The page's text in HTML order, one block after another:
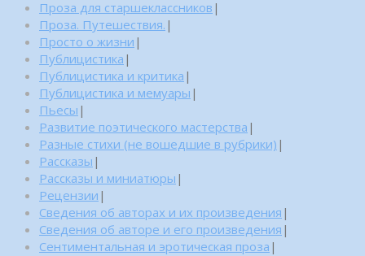
Проза для старшеклассников |
Проза. Путешествия. |
Просто о жизни |
Публицистика |
Публицистика и критика |
Публицистика и мемуары |
Пьесы |
Развитие поэтического мастерства |
Разные стихи (не вошедшие в рубрики) |
Рассказы |
Рассказы и миниатюры |
Рецензии |
Сведения об авторах и их произведения |
Сведения об авторе и его произведения |
Сентиментальная и эротическая проза |